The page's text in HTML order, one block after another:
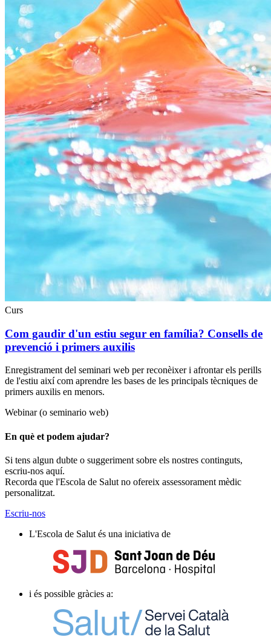
Curs
Com gaudir d'un estiu segur en família? Consells de
prevenció i primers auxilis
Enregistrament del seminari web per reconèixer i afrontar els perills
de l'estiu així com aprendre les bases de les principals tècniques de
primers auxilis en menors.
Webinar (o seminario web)
En què et podem ajudar?
Si tens algun dubte o suggeriment sobre els nostres continguts,
escriu-nos aquí.
Recorda que l'Escola de Salut no ofereix assessorament mèdic
personalitzat.
Escriu-nos
L'Escola de Salut és una iniciativa de
i és possible gràcies a: